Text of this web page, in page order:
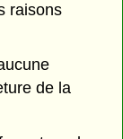
raisons
de la